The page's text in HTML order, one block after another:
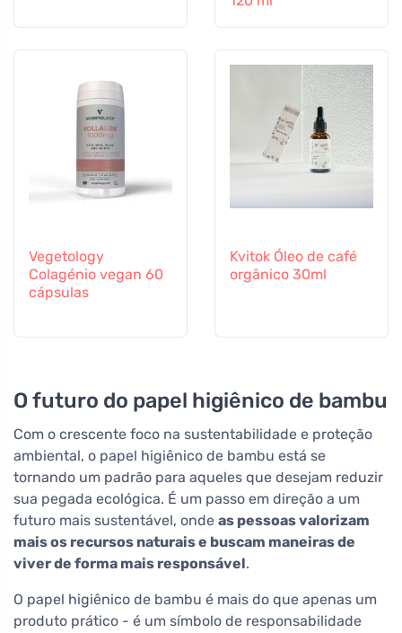
Vegetology
Colagénio vegan 60
cápsulas
Kvitok Óleo de café
orgânico 30ml
O futuro do papel higiênico de bambu
Com o crescente foco na sustentabilidade e proteção
ambiental, o papel higiênico de bambu está se
tornando um padrão para aqueles que desejam reduzir
sua pegada ecológica. É um passo em direção a um
futuro mais sustentável, onde as pessoas valorizam
mais os recursos naturais e buscam maneiras de
viver de forma mais responsável.
O papel higiênico de bambu é mais do que apenas um
produto prático - é um símbolo de responsabilidade